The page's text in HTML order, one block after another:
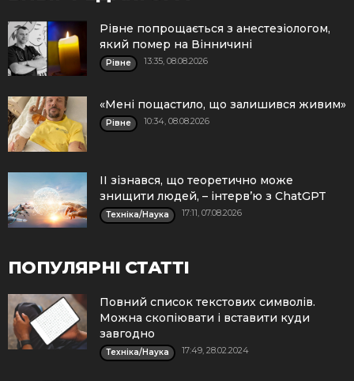
Рівне попрощається з анестезіологом,
який помер на Вінничині
Рівне 13:35, 08.08.2026
«Мені пощастило, що залишився живим»
Рівне 10:34, 08.08.2026
ІІ зізнався, що теоретично може
знищити людей, – інтерв’ю з ChatGPT
Техніка/Наука 17:11, 07.08.2026
ПОПУЛЯРНІ СТАТТІ
Повний список текстових символів.
Можна скопіювати і вставити куди
завгодно
Техніка/Наука 17:49, 28.02.2024